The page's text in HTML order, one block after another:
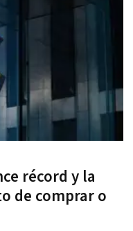
récord y la
de comprar o